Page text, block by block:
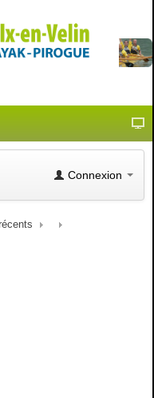
Connexion